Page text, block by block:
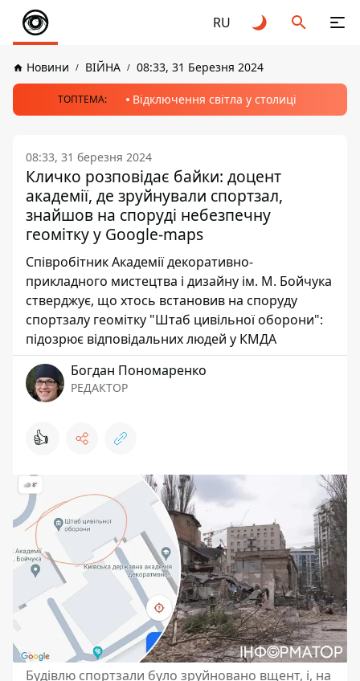
RU
Новини ВІЙНА 08:33, 31 Березня 2024
ТОПТЕМА: Відключення світла у столиці
08:33, 31 березня 2024
Кличко розповідає байки: доцент
академії, де зруйнували спортзал,
знайшов на споруді небезпечну
геомітку у Google-maps
Співробітник Академії декоративно-
прикладного мистецтва і дизайну ім. М. Бойчука
стверджує, що хтось встановив на споруду
спортзалу геомітку "Штаб цивільної оборони":
підозрює відповідальних людей у КМДА
Богдан Пономаренко
РЕДАКТОР
👍
Будівлю спортзали було зруйновано вщент, і, на